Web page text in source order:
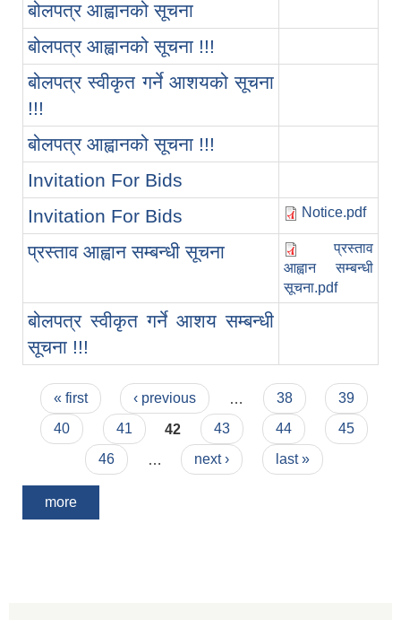
बोलपत्र आह्वानको सूचना
बोलपत्र आह्वानको सूचना !!!
बोलपत्र स्वीकृत गर्ने आशयको सूचना
!!!
बोलपत्र आह्वानको सूचना !!!
Invitation For Bids
Invitation For Bids
Notice.pdf
प्रस्ताव आह्वान सम्बन्धी सूचना
प्रस्ताव
आह्वान सम्बन्धी
सूचना.pdf
बोलपत्र स्वीकृत गर्ने आशय सम्बन्धी
सूचना !!!
Pages
« first ‹ previous 38
39
40
41 42 43 44
45
46
next › last »
more